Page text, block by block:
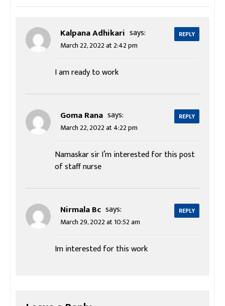
Kalpana Adhikari says:
March 22, 2022 at 2:42 pm
I am ready to work
REPLY
Goma Rana says:
March 22, 2022 at 4:22 pm
Namaskar sir I’m interested for this post
of staff nurse
REPLY
Nirmala Bc says:
March 29, 2022 at 10:52 am
Im interested for this work
REPLY